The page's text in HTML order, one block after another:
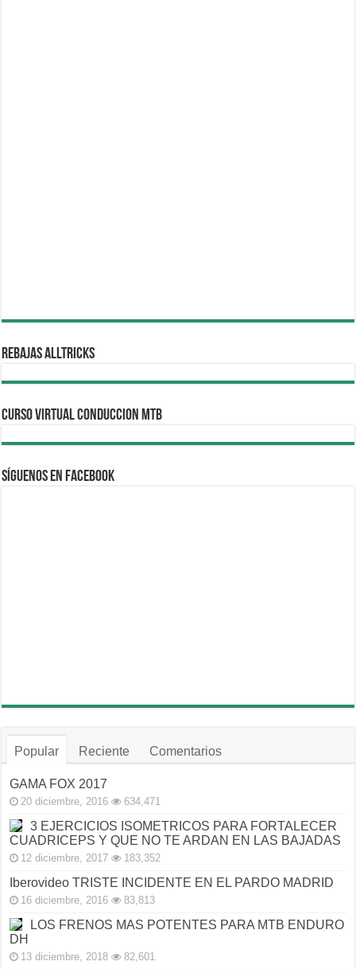
REBAJAS ALLTRICKS
CURSO VIRTUAL CONDUCCION MTB
Síguenos en Facebook
Popular Reciente Comentarios
GAMA FOX 2017
20 diciembre, 2016 634,471
3 EJERCICIOS ISOMETRICOS PARA FORTALECER
CUADRICEPS Y QUE NO TE ARDAN EN LAS BAJADAS
12 diciembre, 2017 183,352
Iberovideo TRISTE INCIDENTE EN EL PARDO MADRID
16 diciembre, 2016 83,813
LOS FRENOS MAS POTENTES PARA MTB ENDURO
DH
13 diciembre, 2018 82,601